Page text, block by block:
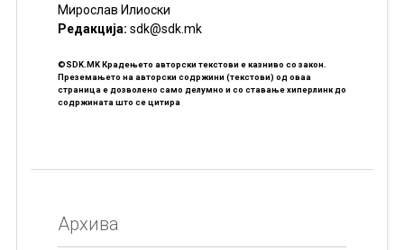
Мирослав Илиоски
Редакцијa: sdk@sdk.mk
©SDK.MK Крадењето авторски текстови е казниво со закон.
Преземањето на авторски содржини (текстови) од оваа
страница е дозволено само делумно и со ставање хиперлинк до
содржината што се цитира
Архива